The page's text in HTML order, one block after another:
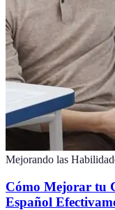
Mejorando las
Cómo Mejorar tu
Español